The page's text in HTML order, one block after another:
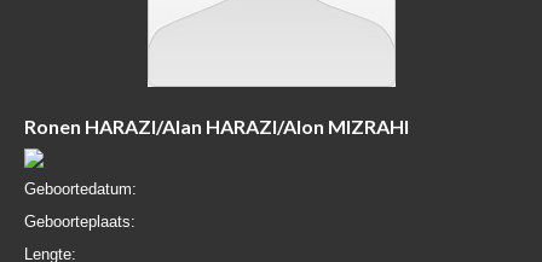
Ronen HARAZI/Alan HARAZI/Alon MIZRAHI
Geboortedatum:
Geboorteplaats:
Lengte: